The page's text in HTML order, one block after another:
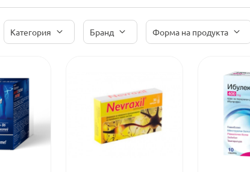
Категория Бранд Форма на продукта